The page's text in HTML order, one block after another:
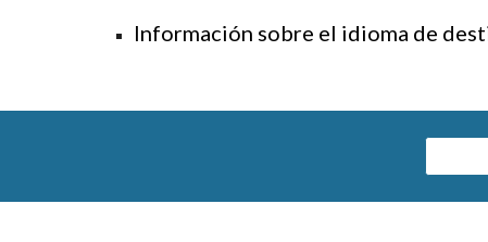
Información sobre el idioma de